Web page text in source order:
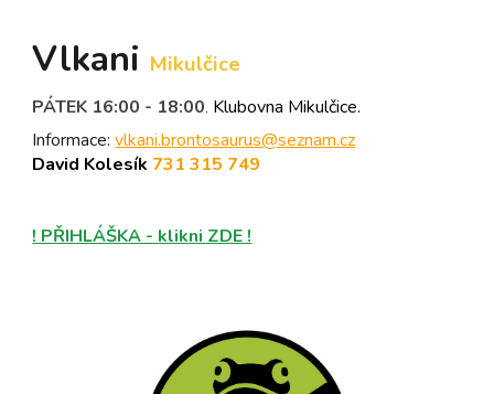
Vlkani Mikulčice
PÁTEK 16:00 - 18:00. Klubovna Mikulčice.
Informace:vlkani.brontosaurus@seznam.cz
David Kolesík 731 315 749
! PŘIHLÁŠKA - klikni ZDE !